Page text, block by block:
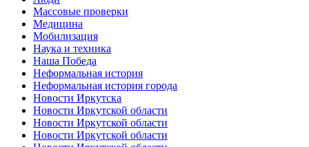
Массовые проверки
Медицина
Мобилизация
Наука и техника
Наша Победа
Неформальная история
Неформальная история города
Новости Иркутска
Новости Иркутской области
Новости Иркутской области
Новости Иркутской области